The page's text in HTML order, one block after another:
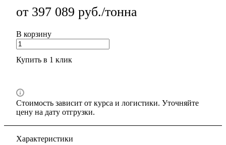
от 397 089 руб./тонна
В корзину
Купить в 1 клик
Стоимость зависит от курса и логистики. Уточняйте
цену на дату отгрузки.
Характеристики